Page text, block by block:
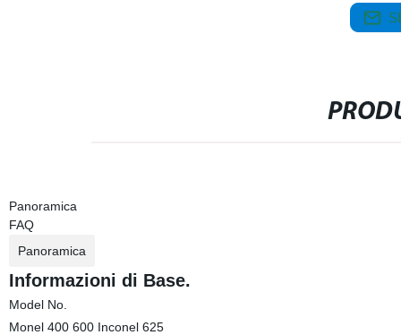
Panoramica
FAQ
Panoramica
Informazioni di Base.
Model No.
Monel 400 600 Inconel 625